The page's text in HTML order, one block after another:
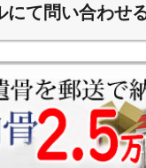
にて問い合わせ